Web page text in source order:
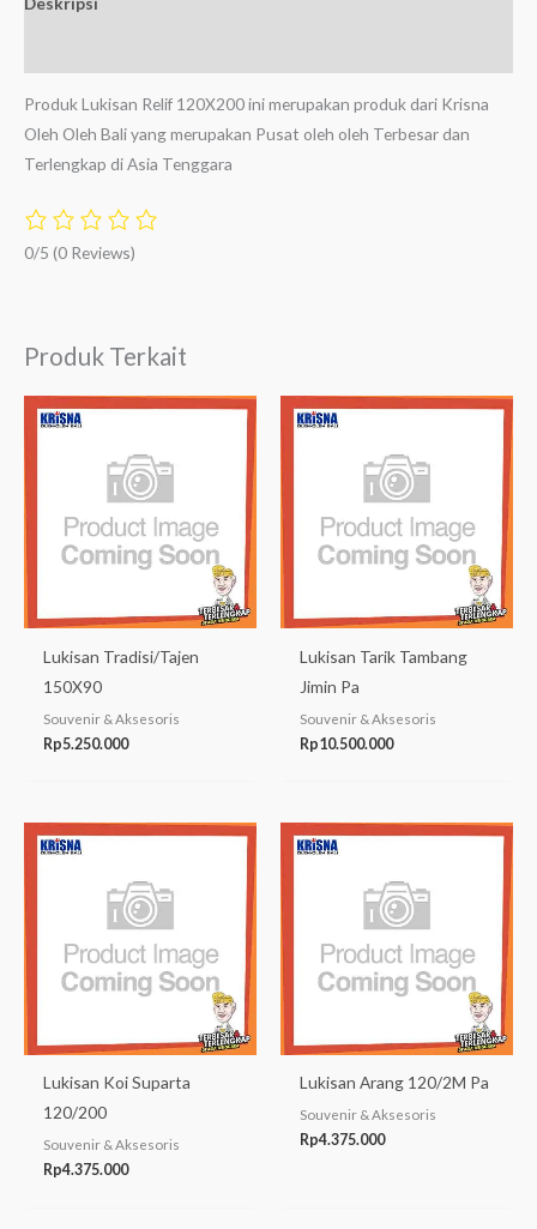
Produk Lukisan Relif 120X200 ini merupakan produk dari Krisna
Oleh Oleh Bali yang merupakan Pusat oleh oleh Terbesar dan
Terlengkap di Asia Tenggara
0/5 (0 Reviews)
Produk Terkait
Lukisan Tradisi/Tajen
150X90
Souvenir & Aksesoris
Rp5.250.000
Lukisan Tarik Tambang
Jimin Pa
Souvenir & Aksesoris
Rp10.500.000
Lukisan Koi Suparta
120/200
Souvenir & Aksesoris
Rp4.375.000
Lukisan Arang 120/2M Pa
Souvenir & Aksesoris
Rp4.375.000